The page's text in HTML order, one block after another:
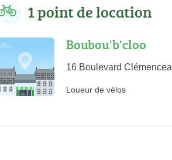
1 point de location
Boubou'b'cloo
16 Boulevard
Loueur de vélos